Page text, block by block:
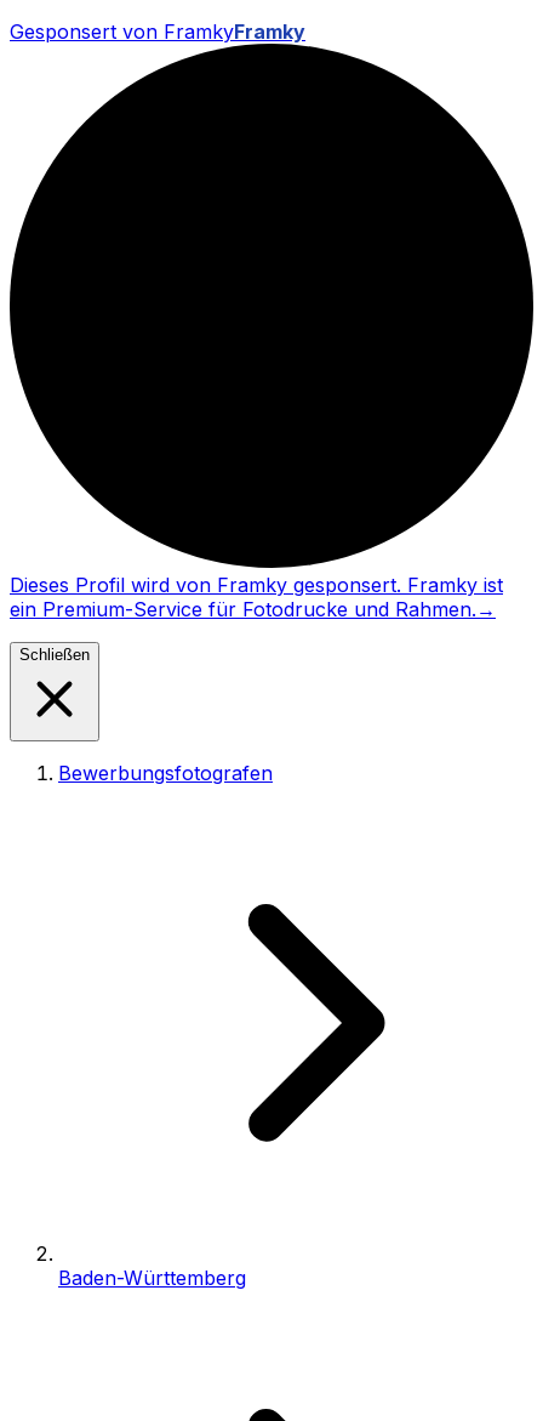
Gesponsert von FramkyFramky
Dieses Profil wird von Framky gesponsert. Framky ist
ein Premium-Service für Fotodrucke und Rahmen. →
Schließen
Bewerbungsfotografen
Baden-Württemberg